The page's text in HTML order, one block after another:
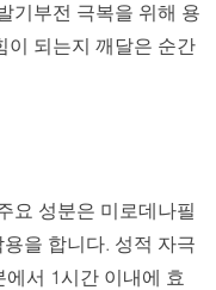
기부전 극복을 위해 용
이 되는지 깨달은 순간
요 성분은 미로데나필
을 합니다. 성적 자극
서 1시간 이내에 효